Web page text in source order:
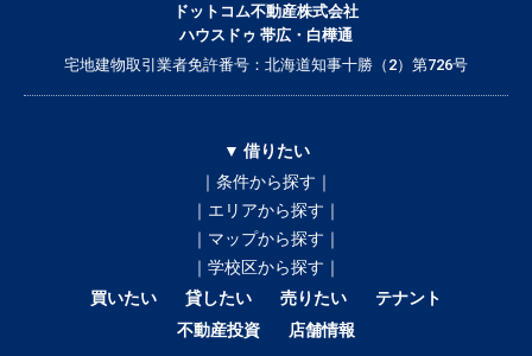
ドットコム不動産株式会社
ハウスドゥ 帯広・白樺通
宅地建物取引業者免許番号：北海道知事十勝（2）第726号
▼ 借りたい
｜条件から探す｜
｜エリアから探す｜
｜マップから探す｜
｜学校区から探す｜
買いたい
貸したい 売りたい
テナント
不動産投資
店舗情報